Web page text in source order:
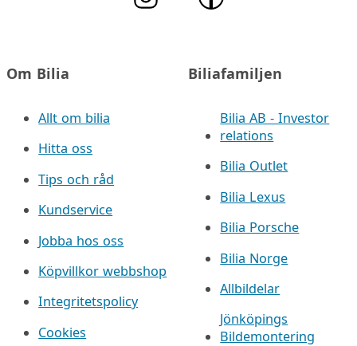
Om Bilia
Allt om bilia
Hitta oss
Tips och råd
Kundservice
Jobba hos oss
Köpvillkor webbshop
Integritetspolicy
Cookies
Biliafamiljen
Bilia AB - Investor
relations
Bilia Outlet
Bilia Lexus
Bilia Porsche
Bilia Norge
Allbildelar
Jönköpings
Bildemontering